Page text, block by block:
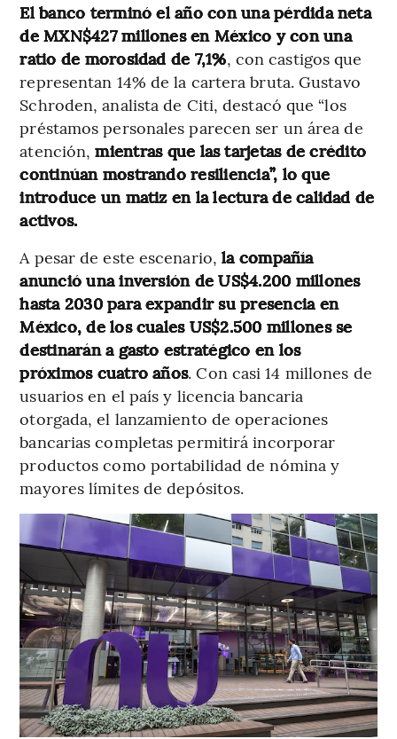
El banco terminó el año con una pérdida neta
de MXN$427 millones en México y con una
ratio de morosidad de 7,1%, con castigos que
representan 14% de la cartera bruta. Gustavo
Schroden, analista de Citi, destacó que “los
préstamos personales parecen ser un área de
atención,mientras que las tarjetas de crédito
continúan mostrando resiliencia”, lo que
introduce un matiz en la lectura de calidad de
activos.
A pesar de este escenario,la compañía
anunció una inversión de US$4.200 millones
hasta 2030 para expandir su presencia en
México, de los cuales US$2.500 millones se
destinarán a gasto estratégico en los
próximos cuatro años. Con casi 14 millones de
usuarios en el país y licencia bancaria
otorgada, el lanzamiento de operaciones
bancarias completas permitirá incorporar
productos como portabilidad de nómina y
mayores límites de depósitos.